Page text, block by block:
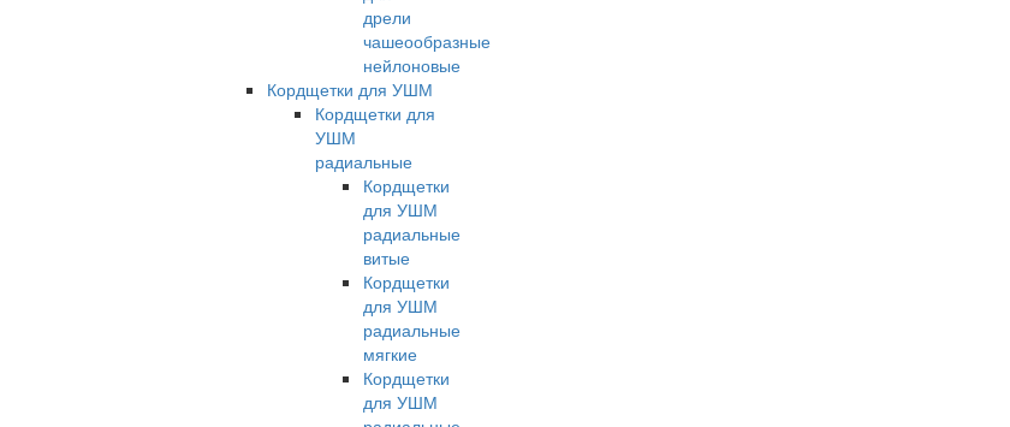
дрели
чашеообразные
нейлоновые
Кордщетки для УШМ
Кордщетки для
УШМ
радиальные
Кордщетки
для УШМ
радиальные
витые
Кордщетки
для УШМ
радиальные
мягкие
Кордщетки
для УШМ